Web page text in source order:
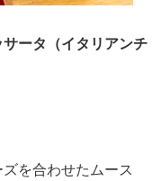
サータ（イタリアンチ
を合わせたムース